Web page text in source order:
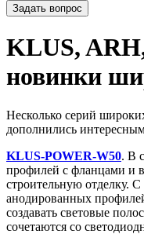
Задать вопрос
KLUS,
новинки
Несколько серий
дополнились
KLUS-POWER-W50. В
профилей с фланцами и
строительную
анодированных
создавать световые
сочетаются со